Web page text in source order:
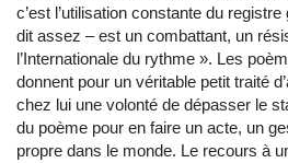
c’est l’utilisation constante du
dit assez – est un combattant, un
l’Internationale du rythme ». Les
donnent pour un véritable petit traité
chez lui une volonté de dépasser le
du poème pour en faire un acte, un
propre dans le monde. Le recours à